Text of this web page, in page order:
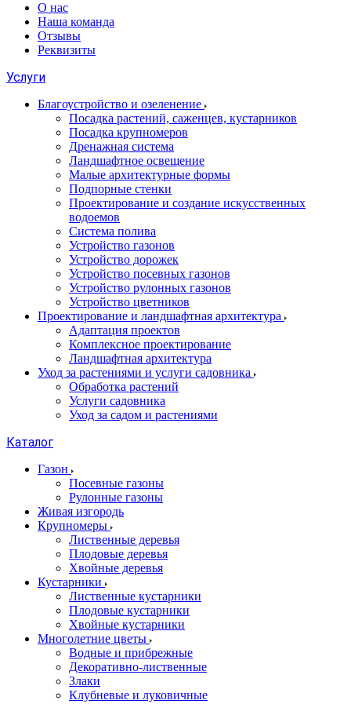
О нас
Наша команда
Отзывы
Реквизиты
Услуги
Благоустройство и озеленение
Посадка растений, саженцев, кустарников
Посадка крупномеров
Дренажная система
Ландшафтное освещение
Малые архитектурные формы
Подпорные стенки
Проектирование и создание искусственных
водоемов
Система полива
Устройство газонов
Устройство дорожек
Устройство посевных газонов
Устройство рулонных газонов
Устройство цветников
Проектирование и ландшафтная архитектура
Адаптация проектов
Комплексное проектирование
Ландшафтная архитектура
Уход за растениями и услуги садовника
Обработка растений
Услуги садовника
Уход за садом и растениями
Каталог
Газон
Посевные газоны
Рулонные газоны
Живая изгородь
Крупномеры
Лиственные деревья
Плодовые деревья
Хвойные деревья
Кустарники
Лиственные кустарники
Плодовые кустарники
Хвойные кустарники
Многолетние цветы
Водные и прибрежные
Декоративно-лиственные
Злаки
Клубневые и луковичные